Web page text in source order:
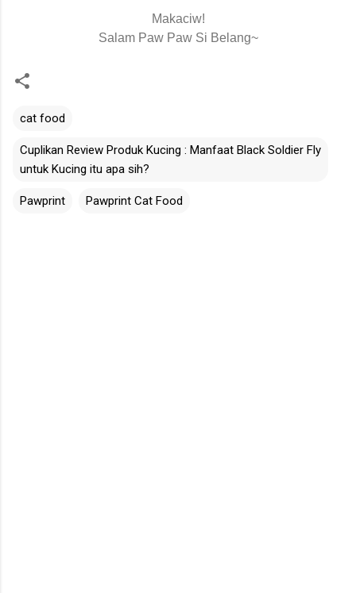
Makaciw!
Salam Paw Paw Si Belang~
cat food
Cuplikan Review Produk Kucing : Manfaat Black Soldier Fly
untuk Kucing itu apa sih?
Pawprint Pawprint Cat Food